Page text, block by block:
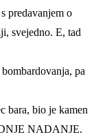
predavanjem o
svejedno. E, tad
pa
bara, bio je kamen
NADANJE.